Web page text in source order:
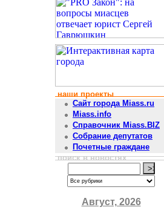
наши проекты
Сайт города Miass.ru
Miass.info
Справочник Miass.BIZ
Собрание депутатов
Почетные граждане
поиск в новостях
Август, 2026